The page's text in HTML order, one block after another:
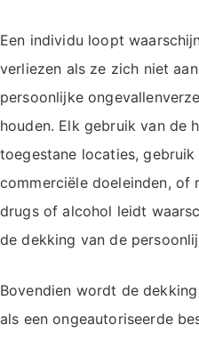
Een individu loopt
verliezen als ze zich niet
persoonlijke
houden. Elk gebruik van de
toegestane locaties,
commerciële doeleinden, of
drugs of alcohol leidt
de dekking van de
Bovendien wordt de
als een ongeautoriseerde